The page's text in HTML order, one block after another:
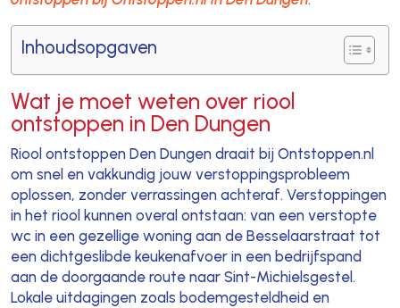
Inhoudsopgaven
Wat je moet weten over riool
ontstoppen in Den Dungen
Riool ontstoppen Den Dungen draait bij Ontstoppen.nl
om snel en vakkundig jouw verstoppingsprobleem
oplossen, zonder verrassingen achteraf. Verstoppingen
in het riool kunnen overal ontstaan: van een verstopte
wc in een gezellige woning aan de Besselaarstraat tot
een dichtgeslibde keukenafvoer in een bedrijfspand
aan de doorgaande route naar Sint-Michielsgestel.
Lokale uitdagingen zoals bodemgesteldheid en